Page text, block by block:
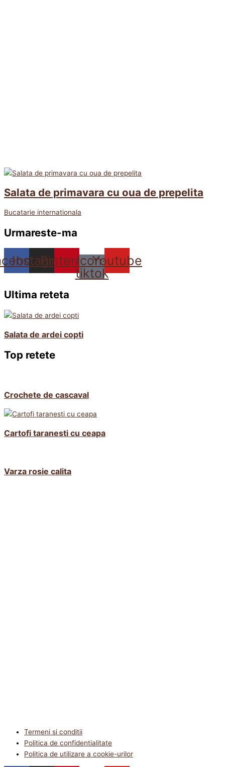
Salata de primavara cu oua de prepelita
Bucatarie internationala
Urmareste-ma
Instagram
Pinterest
Icon-
tiktok
Youtube
Ultima reteta
Salata de ardei copti
Top retete
Crochete de cascaval
Cartofi taranesti cu ceapa
Varza rosie calita
Termeni si conditii
Politica de confidentialitate
Politica de utilizare a cookie-urilor